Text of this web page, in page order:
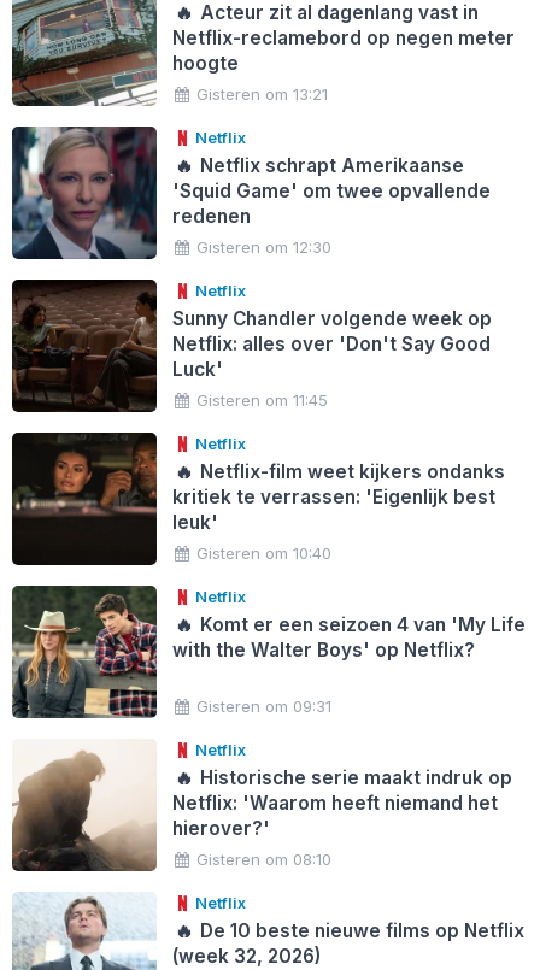
🔥 Acteur zit al dagenlang vast in
Netflix-reclamebord op negen meter
hoogte
Gisteren om 13:21
Netflix
🔥 Netflix schrapt Amerikaanse
'Squid Game' om twee opvallende
redenen
Gisteren om 12:30
Netflix
Sunny Chandler volgende week op
Netflix: alles over 'Don't Say Good
Luck'
Gisteren om 11:45
Netflix
🔥 Netflix-film weet kijkers ondanks
kritiek te verrassen: 'Eigenlijk best
leuk'
Gisteren om 10:40
Netflix
🔥 Komt er een seizoen 4 van 'My Life
with the Walter Boys' op Netflix?
Gisteren om 09:31
Netflix
🔥 Historische serie maakt indruk op
Netflix: 'Waarom heeft niemand het
hierover?'
Gisteren om 08:10
Netflix
🔥 De 10 beste nieuwe films op Netflix
(week 32, 2026)